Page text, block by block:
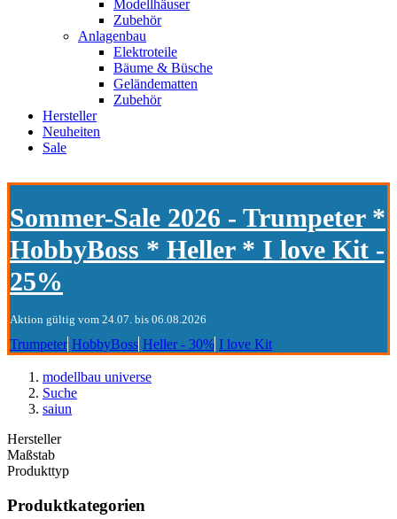
Modellhäuser
Zubehör
Anlagenbau
Elektroteile
Bäume & Büsche
Geländematten
Zubehör
Hersteller
Neuheiten
Sale
Sommer-Sale 2026 - Trumpeter *
HobbyBoss * Heller * I love Kit -
25%
Aktion gültig vom 24.07. bis 06.08.2026
Trumpeter HobbyBoss Heller - 30% I love Kit
modellbau universe
Suche
saiun
Hersteller
Maßstab
Produkttyp
Produktkategorien